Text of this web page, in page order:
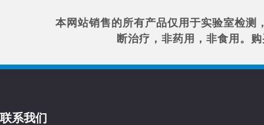
本网站销售的所有产品仅用于实验室检测
断治疗，非药用，非食用。
联系我们